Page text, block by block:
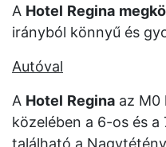
A Hotel Regina
irányból könnyű és
Autóval
A Hotel Regina az M0
közelében a 6-os és
található a